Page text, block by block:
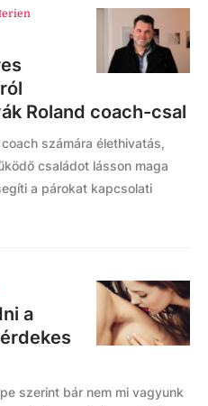
Roland coach-csal
számára élethivatás,
családot lásson maga
a párokat kapcsolati
a
szerint bár nem mi vagyunk